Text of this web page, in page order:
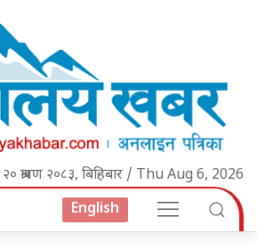
२० श्रावण २०८३, बिहिबार / Thu Aug 6, 2026
English